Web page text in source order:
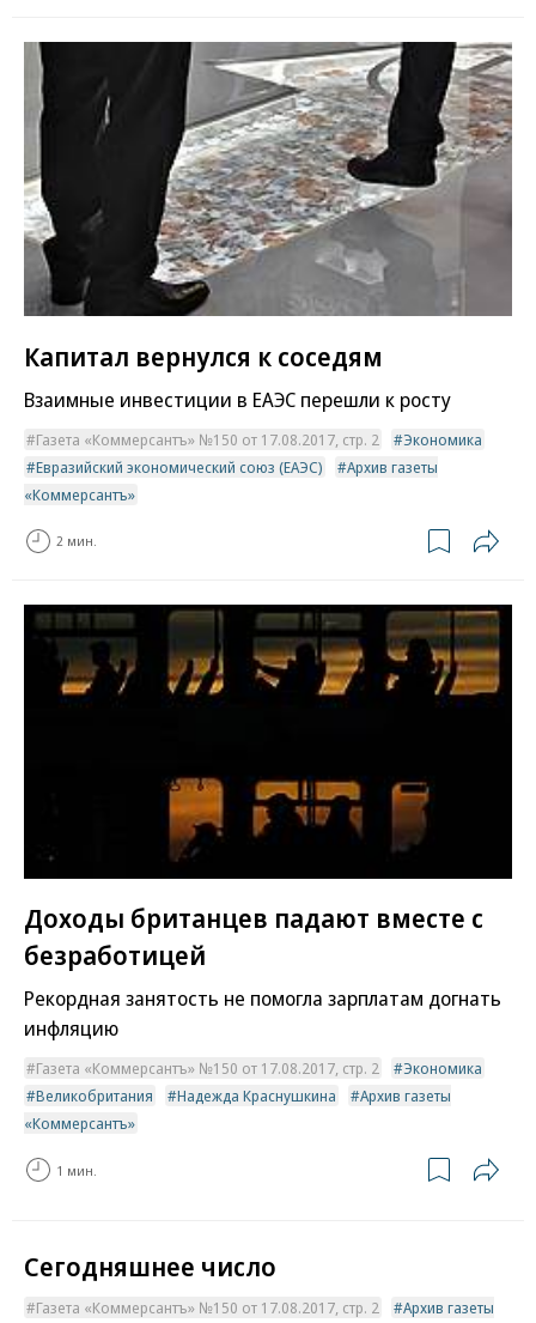
Капитал вернулся к соседям
Взаимные инвестиции в ЕАЭС перешли к росту
Газета «Коммерсантъ» №150 от 17.08.2017, стр. 2
Экономика
Евразийский экономический союз (ЕАЭС)
Архив газеты
«Коммерсантъ»
2 мин.
Доходы британцев падают вместе с
безработицей
Рекордная занятость не помогла зарплатам догнать
инфляцию
Газета «Коммерсантъ» №150 от 17.08.2017, стр. 2
Экономика
Великобритания
Надежда Краснушкина
Архив газеты
«Коммерсантъ»
1 мин.
Сегодняшнее число
Газета «Коммерсантъ» №150 от 17.08.2017, стр. 2
Архив газеты